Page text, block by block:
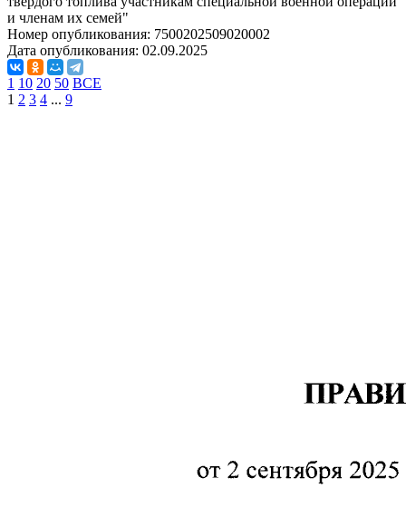
и членам их семей"
Номер опубликования: 7500202509020002
Дата опубликования: 02.09.2025
1 10 20 50 ВСЕ
1 2 3 4 ... 9